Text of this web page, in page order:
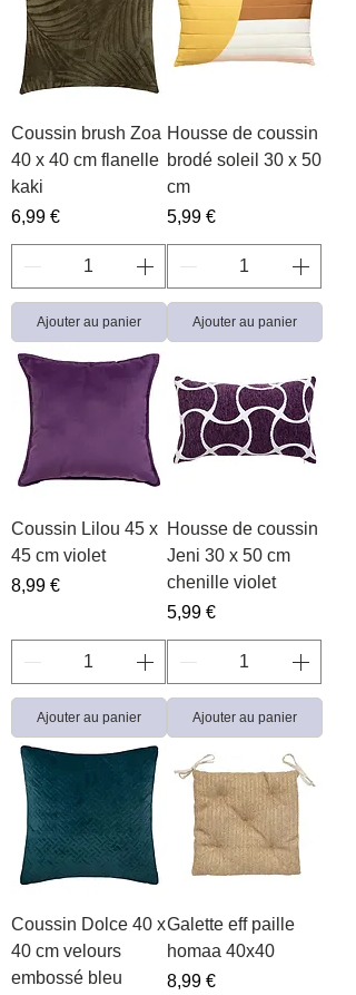
Coussin brush Zoa
40 x 40 cm flanelle
kaki
Prix
6,99 €
Ajouter au panier
Housse de coussin
brodé soleil 30 x 50
cm
Prix
5,99 €
Ajouter au panier
Coussin Lilou 45 x
45 cm violet
Prix
8,99 €
Ajouter au panier
Housse de coussin
Jeni 30 x 50 cm
chenille violet
Prix
5,99 €
Ajouter au panier
Coussin Dolce 40 x
40 cm velours
embossé bleu
Galette eff paille
homaa 40x40
Prix
8,99 €